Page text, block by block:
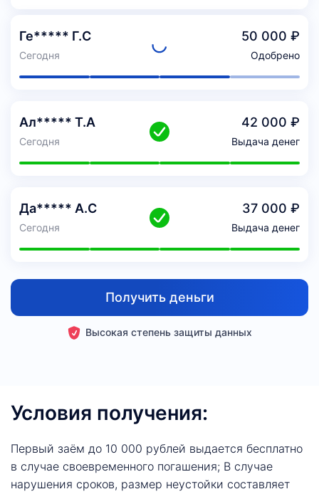
Ге***** Г.С
Сегодня
50 000 ₽
Одобрено
Ал***** Т.А
Сегодня
42 000 ₽
Выдача денег
Да***** А.С
Сегодня
37 000 ₽
Выдача денег
Получить деньги
Высокая степень защиты данных
Условия получения:
Первый заём до 10 000 рублей выдается бесплатно
в случае своевременного погашения; В случае
нарушения сроков, размер неустойки составляет